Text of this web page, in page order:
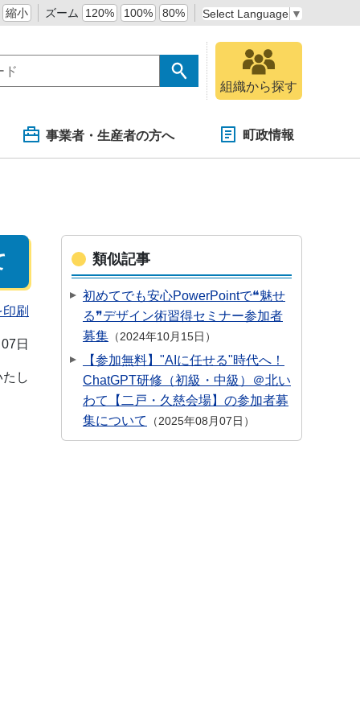
縮小 ズーム 120% 100% 80% Select Language ▼
組織から探す
事業者・生産者の方へ 町政情報
刷
日
し
類似記事
初めてでも安心PowerPointで❝魅せ
る❞デザイン術習得セミナー参加者
募集
2024年10月15日
【参加無料】"AIに任せる"時代へ！
ChatGPT研修（初級・中級）＠北い
わて【二戸・久慈会場】の参加者募
集について
2025年08月07日